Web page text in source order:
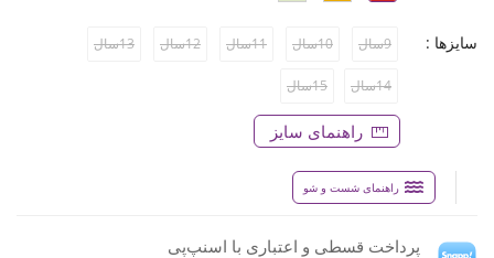
سایزها : 9سال 10سال 11سال 12سال 13سال
14سال 15سال
راهنمای سایز
راهنمای شست و شو
پرداخت قسطی و اعتباری با اسنپ‌پی